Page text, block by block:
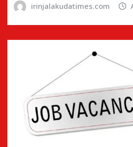
irinjalakudatimes.com